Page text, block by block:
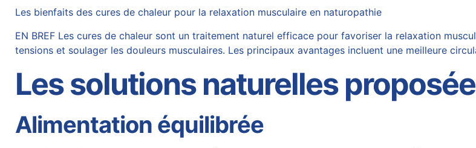
Les bienfaits des cures de chaleur pour la relaxation musculaire en naturopathie
EN BREF Les cures de chaleur sont un traitement naturel efficace pour favoriser la relaxation
tensions et soulager les douleurs musculaires. Les principaux avantages incluent une meilleure
Les solutions naturelles
Alimentation équilibrée